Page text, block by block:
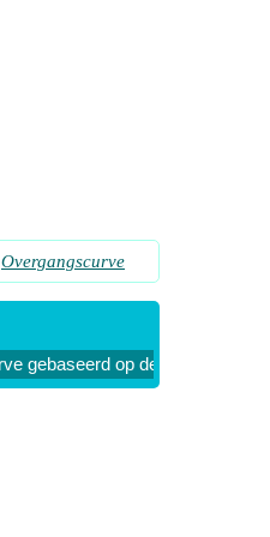
Overgangscurve
gebaseerd op de mate van